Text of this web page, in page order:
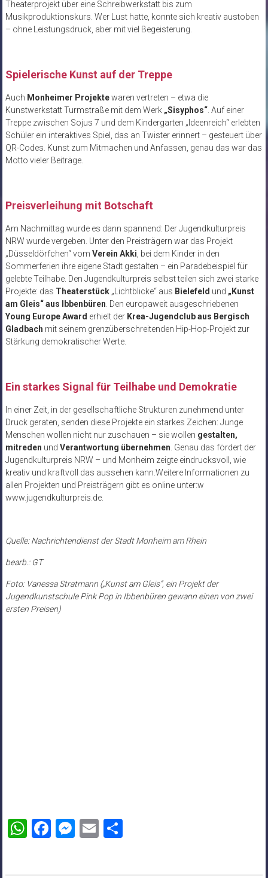
Theaterprojekt über eine Schreibwerkstatt bis zum
Musikproduktionskurs. Wer Lust hatte, konnte sich kreativ austoben
– ohne Leistungsdruck, aber mit viel Begeisterung.
Spielerische Kunst auf der Treppe
Auch Monheimer Projektewaren vertreten – etwa die
Kunstwerkstatt Turmstraße mit dem Werk „Sisyphos“. Auf einer
Treppe zwischen Sojus 7 und dem Kindergarten „Ideenreich“ erlebten
Schüler ein interaktives Spiel, das an Twister erinnert – gesteuert über
QR-Codes. Kunst zum Mitmachen und Anfassen, genau das war das
Motto vieler Beiträge.
Preisverleihung mit Botschaft
Am Nachmittag wurde es dann spannend: Der Jugendkulturpreis
NRW wurde vergeben. Unter den Preisträgern war das Projekt
„Düsseldörfchen“ vom Verein Akki, bei dem Kinder in den
Sommerferien ihre eigene Stadt gestalten – ein Paradebeispiel für
gelebte Teilhabe. Den Jugendkulturpreis selbst teilen sich zwei starke
Projekte: das Theaterstück„Lichtblicke“ aus Bielefeld und „Kunst
am Gleis“ aus Ibbenbüren. Den europaweit ausgeschriebenen
Young Europe Award erhielt der Krea-Jugendclub aus Bergisch
Gladbach mit seinem grenzüberschreitenden Hip-Hop-Projekt zur
Stärkung demokratischer Werte.
Ein starkes Signal für Teilhabe und Demokratie
In einer Zeit, in der gesellschaftliche Strukturen zunehmend unter
Druck geraten, senden diese Projekte ein starkes Zeichen: Junge
Menschen wollen nicht nur zuschauen – sie wollen gestalten,
mitreden und Verantwortung übernehmen. Genau das fördert der
Jugendkulturpreis NRW – und Monheim zeigte eindrucksvoll, wie
kreativ und kraftvoll das aussehen kann.Weitere Informationen zu
allen Projekten und Preisträgern gibt es online unter:w
www.jugendkulturpreis.de.
Quelle: Nachrichtendienst der Stadt Monheim am Rhein
bearb.: GT
Foto: Vanessa Stratmann („Kunst am Gleis“, ein Projekt der
Jugendkunstschule Pink Pop in Ibbenbüren gewann einen von zwei
ersten Preisen)
WhatsApp
Facebook
Messenger
EmailTeilen